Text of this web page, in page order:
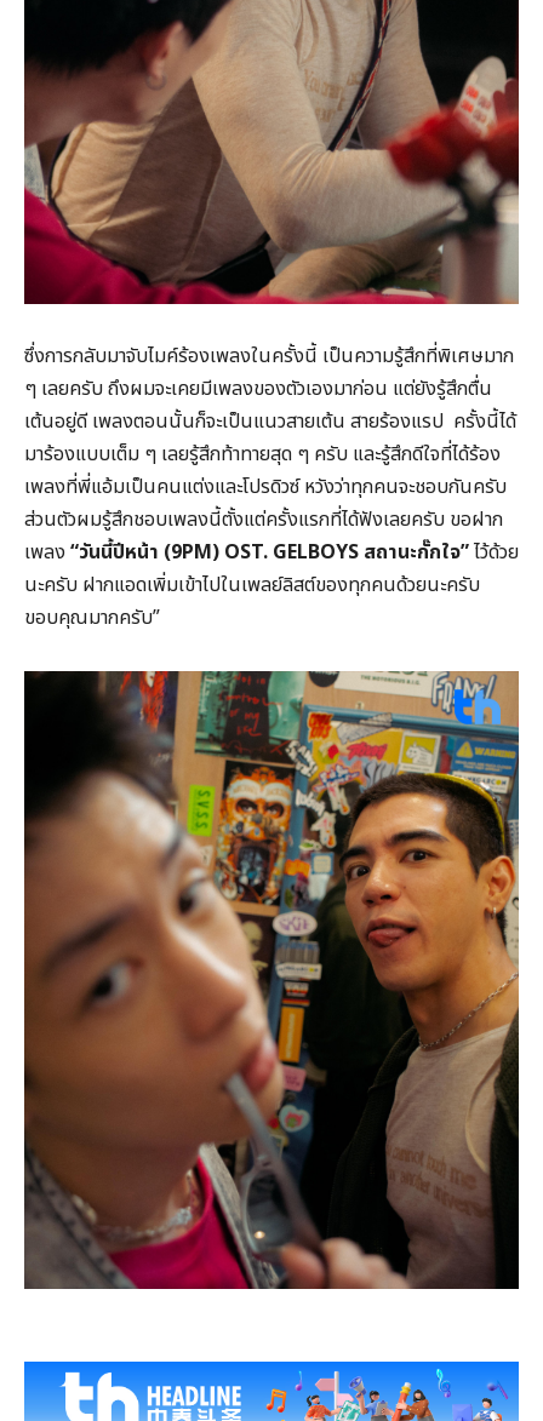
ซึ่งการกลับมาจับไมค์ร้องเพลงในครั้งนี้ เป็นความรู้สึกที่พิเศษมาก
ๆ เลยครับ ถึงผมจะเคยมีเพลงของตัวเองมาก่อน แต่ยังรู้สึกตื่น
เต้นอยู่ดี เพลงตอนนั้นก็จะเป็นแนวสายเต้น สายร้องแรป ครั้งนี้ได้
มาร้องแบบเต็ม ๆ เลยรู้สึกท้าทายสุด ๆ ครับ และรู้สึกดีใจที่ได้ร้อง
เพลงที่พี่แอ้มเป็นคนแต่งและโปรดิวซ์ หวังว่าทุกคนจะชอบกันครับ
ส่วนตัวผมรู้สึกชอบเพลงนี้ตั้งแต่ครั้งแรกที่ได้ฟังเลยครับ ขอฝาก
เพลง “วันนี้ปีหน้า (9PM) OST. GELBOYS สถานะกั๊กใจ”ไว้ด้วย
นะครับ ฝากแอดเพิ่มเข้าไปในเพลย์ลิสต์ของทุกคนด้วยนะครับ
ขอบคุณมากครับ”